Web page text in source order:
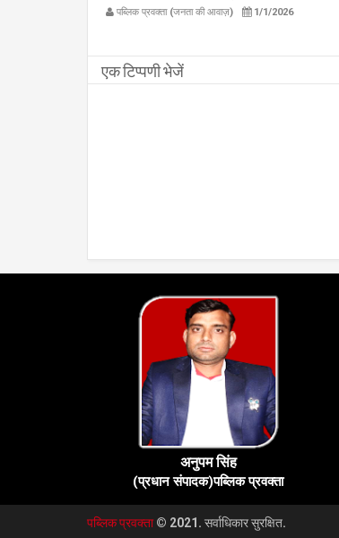
एम्बुलेंस सेवा का शुभारंभ
publicpravakta.com
पब्लिक प्रवक्ता (जनता की आवाज़) 1/1/2026
एक टिप्पणी भेजें
अनुपम सिंह
(प्रधान संपादक)पब्लिक प्रवक्ता
पब्लिक प्रवक्ता© 2021. सर्वाधिकार सुरक्षित.